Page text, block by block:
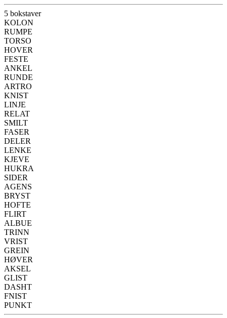
5 bokstaver
KOLON
RUMPE
TORSO
HOVER
FESTE
ANKEL
RUNDE
ARTRO
KNIST
LINJE
RELAT
SMILT
FASER
DELER
LENKE
KJEVE
HUKRA
SIDER
AGENS
BRYST
HOFTE
FLIRT
ALBUE
TRINN
VRIST
GREIN
HØVER
AKSEL
GLIST
DASHT
FNIST
PUNKT